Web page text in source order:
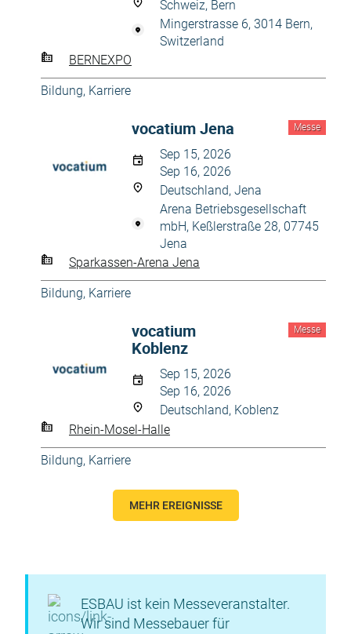
Schweiz, Bern
Mingerstrasse 6, 3014 Bern,
Switzerland
BERNEXPO
Bildung, Karriere
Messe
vocatium Jena
Sep 15, 2026
Sep 16, 2026
Deutschland, Jena
Arena Betriebsgesellschaft
mbH, Keßlerstraße 28, 07745
Jena
Sparkassen-Arena Jena
Bildung, Karriere
Messe
vocatium
Koblenz
Sep 15, 2026
Sep 16, 2026
Deutschland, Koblenz
Rhein-Mosel-Halle
Bildung, Karriere
MEHR EREIGNISSE
ESBAU ist kein Messeveranstalter.
Wir sind Messebauer für